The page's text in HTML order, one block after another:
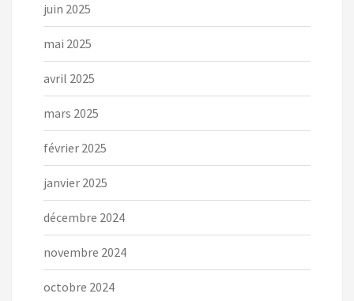
juin 2025
mai 2025
avril 2025
mars 2025
février 2025
janvier 2025
décembre 2024
novembre 2024
octobre 2024